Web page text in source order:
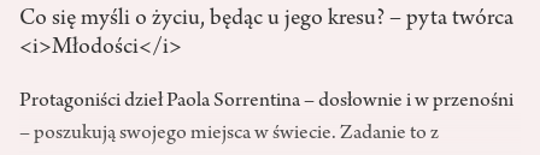
Co się myśli o życiu, będąc u jego kresu? – pyta twórca
<i>Młodości</i>
Protagoniści dzieł Paola Sorrentina – dosłownie i w przenośni
– poszukują swojego miejsca w świecie. Zadanie to z